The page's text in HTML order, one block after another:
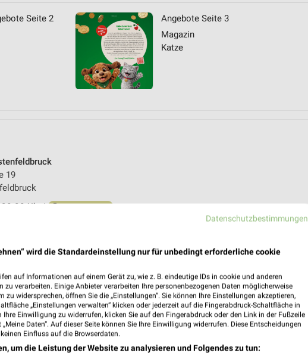
Seite 2
Angebote Seite 3
Magazin
Katze
19
Uhr | Öffnet in 37 Min.
für Fressnapf in Fürstenfeldbruck und Umgebung
05 Mi 06 Do 07 Fr 08Sa 09So 10Mo 11Di 12
Datenschutzbestimmungen
wird die Standardeinstellung nur für unbedingt erforderliche cookie
auf Informationen auf einem Gerät zu, wie z. B. eindeutige IDs in cookie und anderen
zu verarbeiten. Einige Anbieter verarbeiten Ihre personenbezogenen Daten möglicherweise
widersprechen, öffnen Sie die „Einstellungen“. Sie können Ihre Einstellungen akzeptieren,
„Einstellungen verwalten“ klicken oder jederzeit auf die Fingerabdruck-Schaltfläche in
Einwilligung zu widerrufen, klicken Sie auf den Fingerabdruck oder den Link in der Fußzeile
Daten“. Auf dieser Seite können Sie Ihre Einwilligung widerrufen. Diese Entscheidungen
Einfluss auf die Browserdaten.
um die Leistung der Website zu analysieren und Folgendes zu tun: